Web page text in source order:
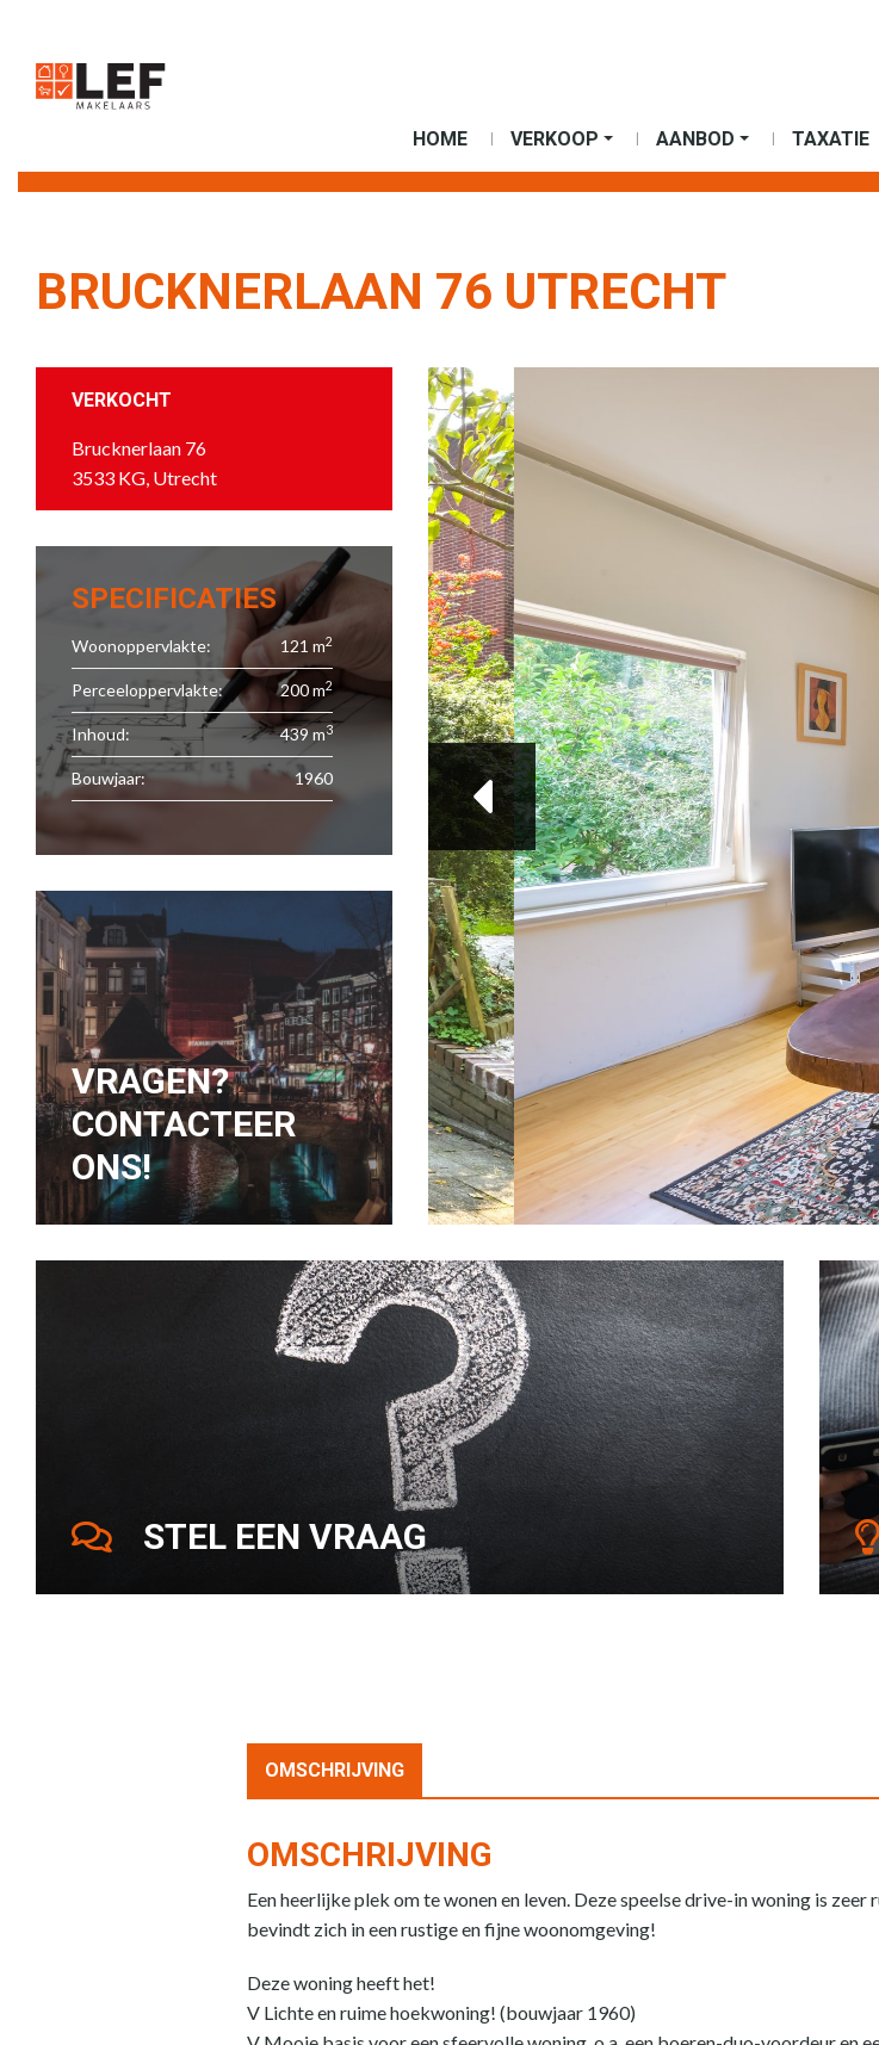
HOME VERKOOP AANBOD TAXATIE
BRUCKNERLAAN 76 UTRECHT
VERKOCHT
Brucknerlaan 76
3533 KG, Utrecht
SPECIFICATIES
Woonoppervlakte: 121 m2
Perceeloppervlakte: 200 m2
Inhoud: 439 m3
Bouwjaar: 1960
VRAGEN?
CONTACTEER
ONS!
STEL EEN VRAAG
OMSCHRIJVING
OMSCHRIJVING
Een heerlijke plek om te wonen en leven. Deze speelse drive-in woning is
bevindt zich in een rustige en fijne woonomgeving!
Deze woning heeft het!
V Lichte en ruime hoekwoning! (bouwjaar 1960)